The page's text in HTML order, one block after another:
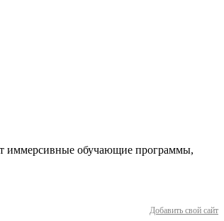
иммерсивные обучающие программы,
Добавить свой сайт